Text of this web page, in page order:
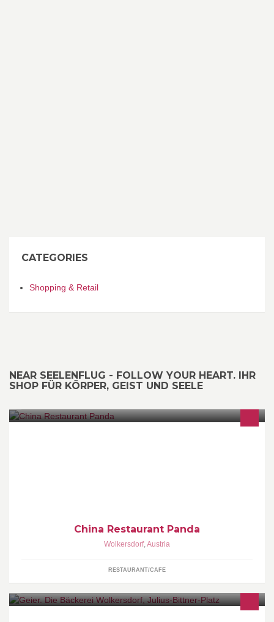
CATEGORIES
Shopping & Retail
NEAR SEELENFLUG - FOLLOW YOUR HEART. IHR
SHOP FÜR KÖRPER, GEIST UND SEELE
China Restaurant Panda
Wolkersdorf,Austria
RESTAURANT/CAFE